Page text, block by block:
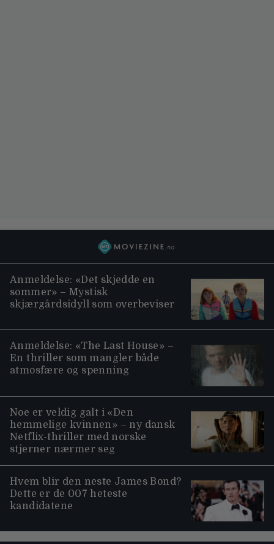
Anmeldelse: «Det skjedde en
sommer» – Mystisk
skjærgårdsidyll som overbeviser
Anmeldelse: «The Last House» –
En thriller som mangler både
atmosfære og spenning
Noe er veldig galt i «Den
hemmelige kvinnen» – ny dansk
Netflix-thriller med norske
stjerner nærmer seg
Hvem blir den neste James Bond?
Dette er de 007 heteste
kandidatene